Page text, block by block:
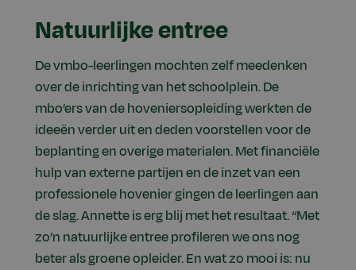
Natuurlijke entree
De vmbo-leerlingen mochten zelf meedenken
over de inrichting van het schoolplein. De
mbo’ers van de hoveniersopleiding werkten de
ideeën verder uit en deden voorstellen voor de
beplanting en overige materialen. Met financiële
hulp van externe partijen en de inzet van een
professionele hovenier gingen de leerlingen aan
de slag. Annette is erg blij met het resultaat. “Met
zo’n natuurlijke entree profileren we ons nog
beter als groene opleider. En wat zo mooi is: nu